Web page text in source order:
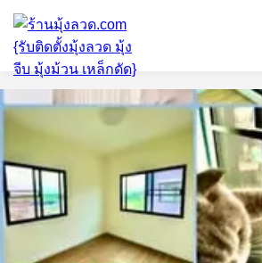
หน้าแรก
มุ้งลวดจีบ
เหล็กดัด
ติดตั้งกระจก
บริการ/พื้นที่ติดตั้ง
บทความ
ติดต่อเรา